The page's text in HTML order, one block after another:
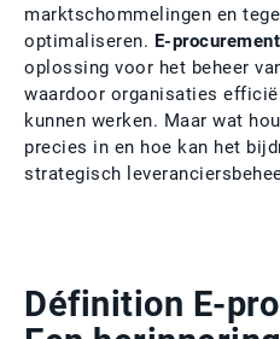
marktschommelingen en
optimaliseren. E-procurement
oplossing voor het beheer
waardoor organisaties
kunnen werken. Maar wat
precies in en hoe kan het
strategisch
Définition E-